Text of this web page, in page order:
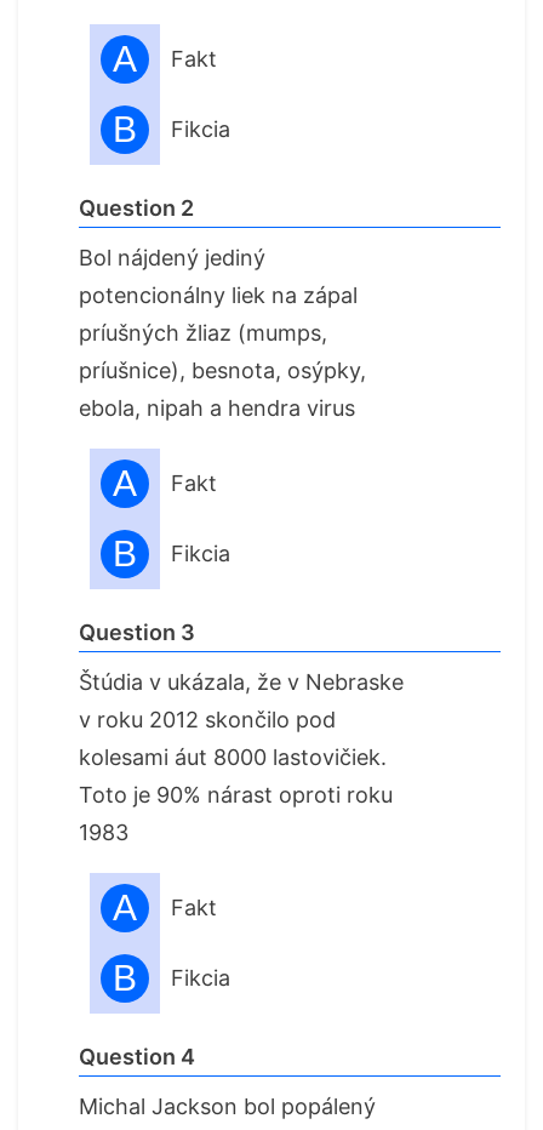
A Fakt
B Fikcia
Question 2
Bol nájdený jediný
potencionálny liek na zápal
príušných žliaz (mumps,
príušnice), besnota, osýpky,
ebola, nipah a hendra virus
A Fakt
B Fikcia
Question 3
Štúdia v ukázala, že v Nebraske
v roku 2012 skončilo pod
kolesami áut 8000 lastovičiek.
Toto je 90% nárast oproti roku
1983
A Fakt
B Fikcia
Question 4
Michal Jackson bol popálený